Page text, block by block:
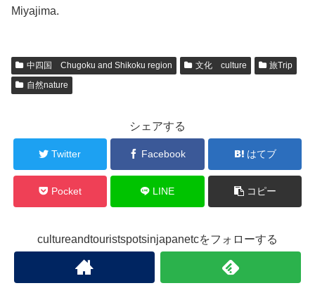
Miyajima.
中四国 Chugoku and Shikoku region 文化 culture
旅Trip
自然nature
シェアする
Twitter Facebook はてブ
Pocket LINE コピー
cultureandtouristspotsinjapanetcをフォローする